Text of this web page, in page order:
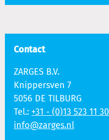
Contact
ZARGES B.V.
Knippersven 7
5056 DE TILBURG
Tel.: +31 - (0)13 523 11 30
info@zarges.nl